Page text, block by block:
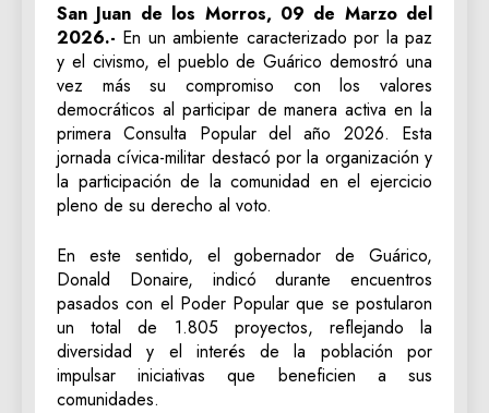
San Juan de los Morros, 09 de Marzo del
2026.- En un ambiente caracterizado por la paz
y el civismo, el pueblo de Guárico demostró una
vez más su compromiso con los valores
democráticos al participar de manera activa en la
primera Consulta Popular del año 2026. Esta
jornada cívica-militar destacó por la organización y
la participación de la comunidad en el ejercicio
pleno de su derecho al voto.
En este sentido, el gobernador de Guárico,
Donald Donaire, indicó durante encuentros
pasados con el Poder Popular que se postularon
un total de 1.805 proyectos, reflejando la
diversidad y el interés de la población por
impulsar iniciativas que beneficien a sus
comunidades.